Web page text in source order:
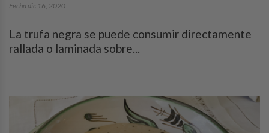
Fecha dic 16, 2020
La trufa negra se puede consumir directamente
rallada o laminada sobre...